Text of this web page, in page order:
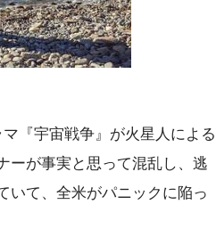
『宇宙戦争』が火星人による
ーが事実と思って混乱し、逃
いて、全米がパニックに陥っ